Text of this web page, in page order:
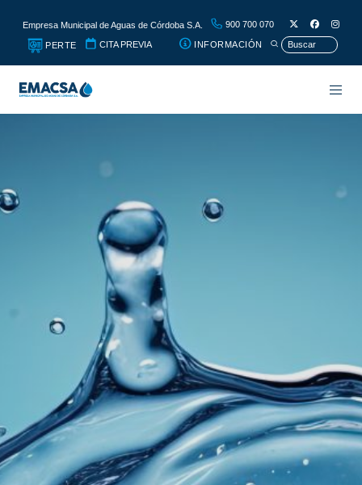
Empresa Municipal de Aguas de Córdoba S.A. 900 700 070
PERTE CITA PREVIA INFORMACIÓN